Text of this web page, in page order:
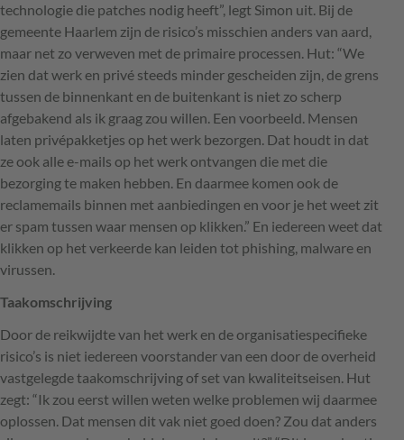
technologie die patches nodig heeft”, legt Simon uit. Bij de
gemeente Haarlem zijn de risico’s misschien anders van aard,
maar net zo verweven met de primaire processen. Hut: “We
zien dat werk en privé steeds minder gescheiden zijn, de grens
tussen de binnenkant en de buitenkant is niet zo scherp
afgebakend als ik graag zou willen. Een voorbeeld. Mensen
laten privépakketjes op het werk bezorgen. Dat houdt in dat
ze ook alle e-mails op het werk ontvangen die met die
bezorging te maken hebben. En daarmee komen ook de
reclamemails binnen met aanbiedingen en voor je het weet zit
er spam tussen waar mensen op klikken.” En iedereen weet dat
klikken op het verkeerde kan leiden tot phishing, malware en
virussen.
Taakomschrijving
Door de reikwijdte van het werk en de organisatiespecifieke
risico’s is niet iedereen voorstander van een door de overheid
vastgelegde taakomschrijving of set van kwaliteitseisen. Hut
zegt: “Ik zou eerst willen weten welke problemen wij daarmee
oplossen. Dat mensen dit vak niet goed doen? Zou dat anders